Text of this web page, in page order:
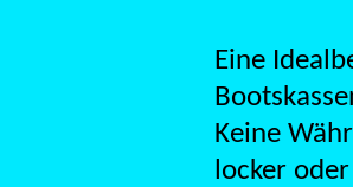
Eine
Keine
locker